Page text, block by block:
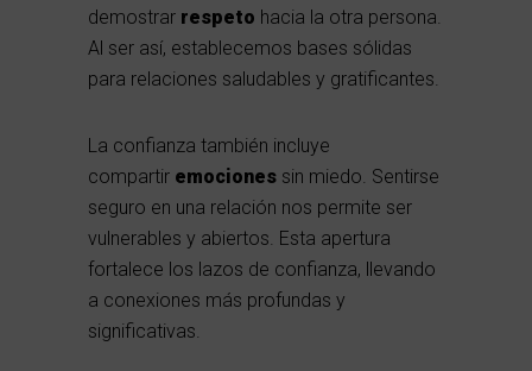
demostrar respeto hacia la otra persona.
Al ser así, establecemos bases sólidas
para relaciones saludables y gratificantes.
La confianza también incluye
compartir emociones sin miedo. Sentirse
seguro en una relación nos permite ser
vulnerables y abiertos. Esta apertura
fortalece los lazos de confianza, llevando
a conexiones más profundas y
significativas.